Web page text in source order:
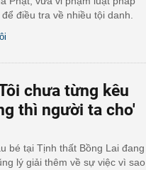
điều tra về nhiều tội danh.
chưa từng kêu
thì người ta cho'
bé tại Tịnh thất Bồng Lai đang
lý giải thêm về sự việc vì sao